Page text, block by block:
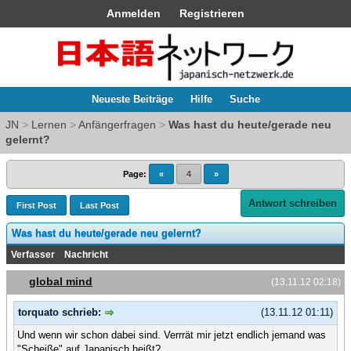
Anmelden Registrieren
Neueste Beiträge Hilfe Suche
JN > Lernen >Anfängerfragen > Was hast du heute/gerade neu
gelernt?
Page: « 4 »
First Post Last Post Antwort schreiben
Was hast du heute/gerade neu gelernt?
Verfasser Nachricht
(13.11.12 02:18)
global mind
(13.11.12 01:11)
torquato schrieb:
Und wenn wir schon dabei sind. Verrrät mir jetzt endlich jemand was